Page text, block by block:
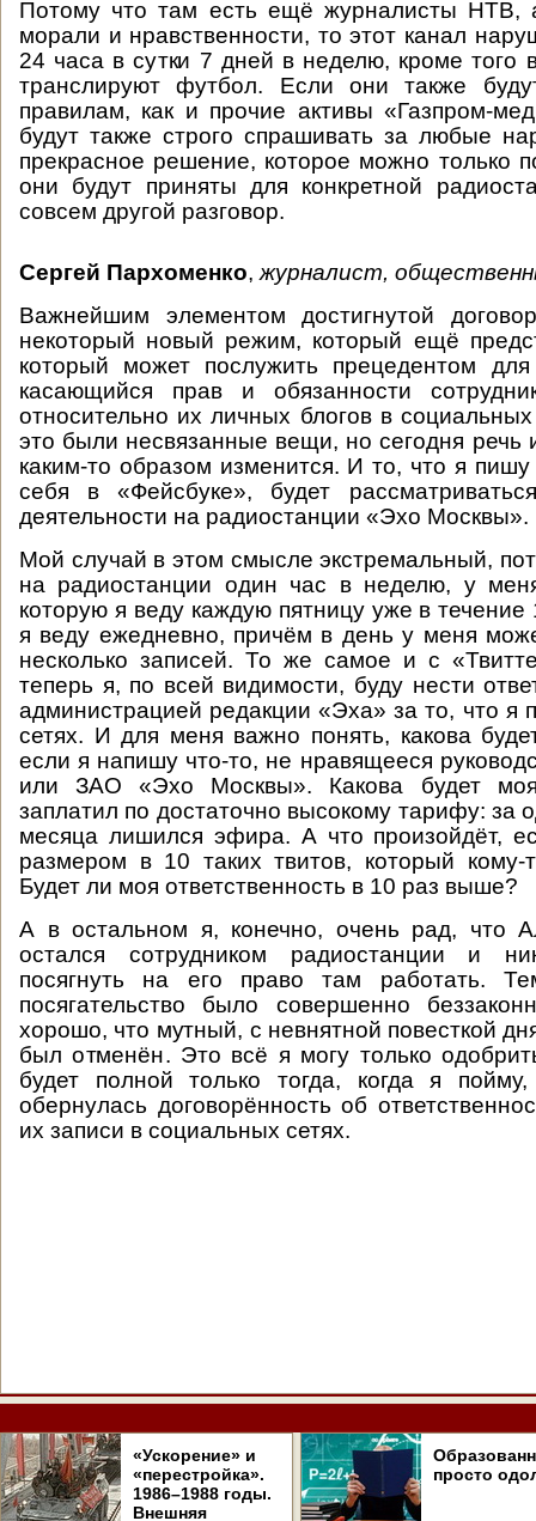
Потому что там есть ещё журналисты НТВ,
морали и нравственности, то этот канал
24 часа в сутки 7 дней в неделю, кроме того
транслируют футбол. Если они также
правилам, как и прочие активы «Газпром-
будут также строго спрашивать за любые
прекрасное решение, которое можно только
они будут приняты для конкретной
совсем другой разговор.
Сергей Пархоменко, журналист,
Важнейшим элементом достигнутой
некоторый новый режим, который ещё
который может послужить прецедентом для
касающийся прав и обязанности
относительно их личных блогов в
это были несвязанные вещи, но сегодня речь
каким-то образом изменится. И то, что я
себя в «Фейсбуке», будет
деятельности на радиостанции «Эхо Москвы».
Мой случай в этом смысле экстремальный,
на радиостанции один час в неделю, у
которую я веду каждую пятницу уже в течение
я веду ежедневно, причём в день у меня
несколько записей. То же самое и с
теперь я, по всей видимости, буду нести
администрацией редакции «Эха» за то, что я
сетях. И для меня важно понять, какова
если я напишу что-то, не нравящееся
или ЗАО «Эхо Москвы». Какова будет
заплатил по достаточно высокому тарифу: за
месяца лишился эфира. А что произойдёт,
размером в 10 таких твитов, который кому-
Будет ли моя ответственность в 10 раз выше?
А в остальном я, конечно, очень рад, что
остался сотрудником радиостанции и
посягнуть на его право там работать.
посягательство было совершенно
хорошо, что мутный, с невнятной повесткой
был отменён. Это всё я могу только
будет полной только тогда, когда я
обернулась договорённость об
их записи в социальных сетях.
«Ускорение» и
«перестройка».
1986–1988 годы.
Внешняя
просто